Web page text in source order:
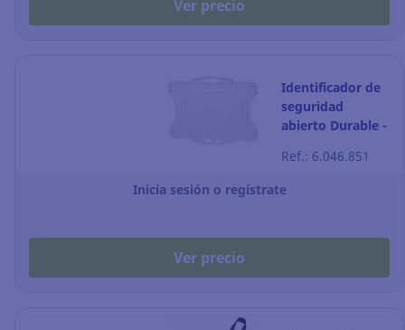
Ver precio
Identificador de
seguridad
abierto Durable -
Pack de 10
Ref.: 6.046.851
Inicia sesión o regístrate
Ver precio